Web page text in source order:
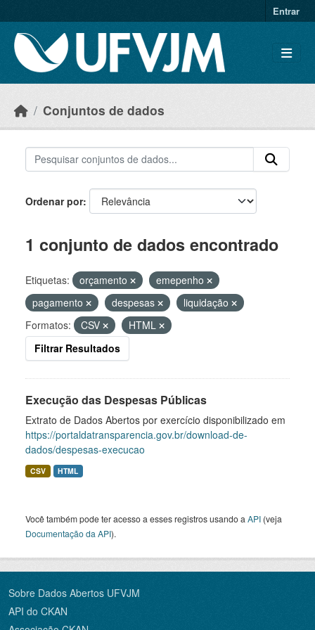
Entrar
Conjuntos de dados
Ordenar por
1 conjunto de dados encontrado
Etiquetas: orçamento
emepenho
pagamento
despesas
liquidação
Formatos:
CSV
HTML
Filtrar Resultados
Execução das Despesas Públicas
Extrato de Dados Abertos por exercício disponibilizado em
https://portaldatransparencia.gov.br/download-de-
dados/despesas-execucao
CSV HTML
Você também pode ter acesso a esses registros usando a API (veja
Documentação da API).
Sobre Dados Abertos UFVJM
API do CKAN